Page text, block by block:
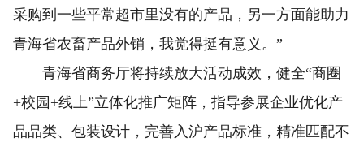
采购到一些平常超市里没有的产品，另一方面能助力
青海省农畜产品外销，我觉得挺有意义。”
青海省商务厅将持续放大活动成效，健全“商圈
+校园+线上”立体化推广矩阵，指导参展企业优化产
品品类、包装设计，完善入沪产品标准，精准匹配不